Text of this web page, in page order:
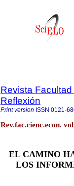
Revista
Reflexión
Print version ISSN 0121-
Rev.fac.cienc.econ.
EL CAMINO
LOS